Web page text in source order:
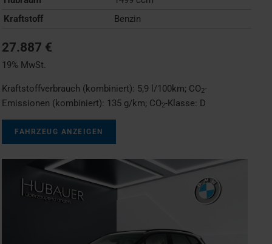
Kraftstoff
Benzin
27.887 €
19% MwSt.
Kraftstoffverbrauch (kombiniert): 5,9 l/100km; CO2-
Emissionen (kombiniert): 135 g/km; CO2-Klasse: D
FAHRZEUG ANZEIGEN